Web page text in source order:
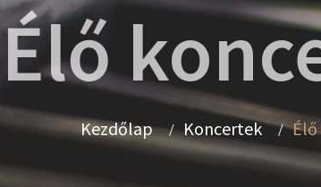
Élő
Kezdőlap Koncertek